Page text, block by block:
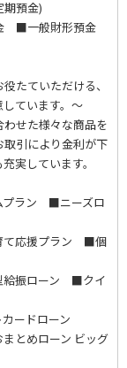
期預金)
■一般財形預金
たていただける、
ています。～
せた様々な商品を
取引により金利が下
実しています。
ラン ■ニーズロ
応援プラン ■個
振ローン ■クイ
ードローン
とめローン ビッグ